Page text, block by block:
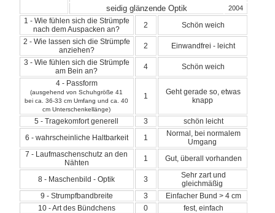
seidig glänzende Optik 2004
1 - Wie fühlen sich die Strümpfe
nach dem Auspacken an?
2
Schön weich
2 - Wie lassen sich die Strümpfe
anziehen?
2
Einwandfrei - leicht
3 - Wie fühlen sich die Strümpfe
am Bein an?
4
Schön weich
4 - Passform
(ausgehend von Schuhgröße 41
bei ca. 36-33 cm Umfang und ca. 40
cm Unterschenkellänge)
1
Geht gerade so, etwas
knapp
5 - Tragekomfort generell 3
schön leicht
6 - wahrscheinliche Haltbarkeit
1
Normal, bei normalem
Umgang
7 - Laufmaschenschutz an den
Nähten
1 Gut, überall vorhanden
8 - Maschenbild - Optik 3
Sehr zart und
gleichmäßig
9 - Strumpfbandbreite
3
Einfacher Bund > 4 cm
10 - Art des Bündchens
0
fest, einfach